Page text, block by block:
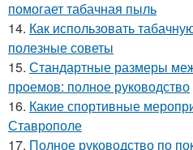
помогает табачная пыль
14. Как использовать
полезные советы
15. Стандартные размеры
проемов: полное руководство
16. Какие спортивные
Ставрополе
17. Полное руководство по